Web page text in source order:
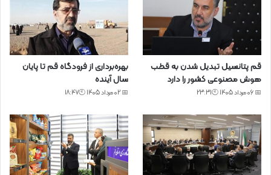
قم پتانسیل تبدیل شدن به قطب
هوش مصنوعی کشور را دارد
📅 06 مرداد 1405 🕙23:31
بهره‌برداری از فرودگاه قم تا پایان
سال آینده
📅 02 مرداد 1405 🕙18:47